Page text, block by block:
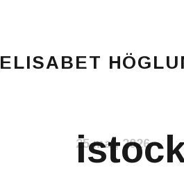
ELISABET
25 maj, 2026